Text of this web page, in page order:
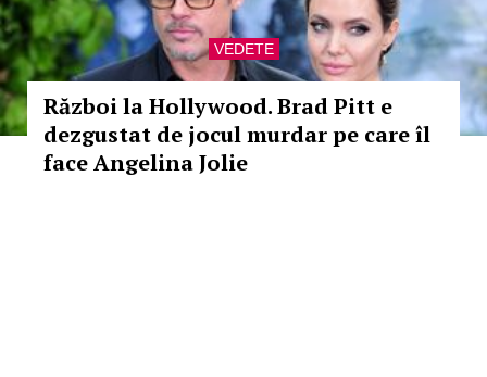
VEDETE
Război la Hollywood. Brad Pitt e
dezgustat de jocul murdar pe care îl
face Angelina Jolie